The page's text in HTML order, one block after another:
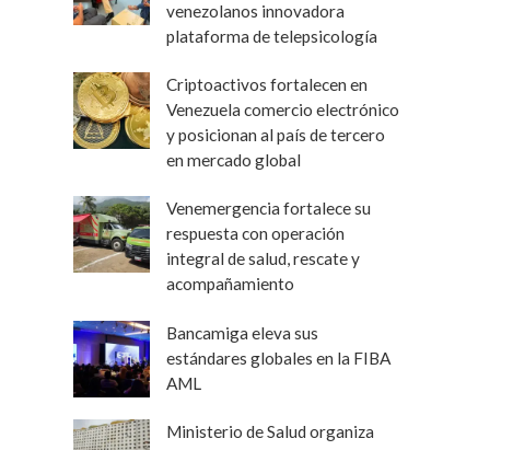
venezolanos innovadora
plataforma de telepsicología
Criptoactivos fortalecen en
Venezuela comercio electrónico
y posicionan al país de tercero
en mercado global
Venemergencia fortalece su
respuesta con operación
integral de salud, rescate y
acompañamiento
Bancamiga eleva sus
estándares globales en la FIBA
AML
Ministerio de Salud organiza